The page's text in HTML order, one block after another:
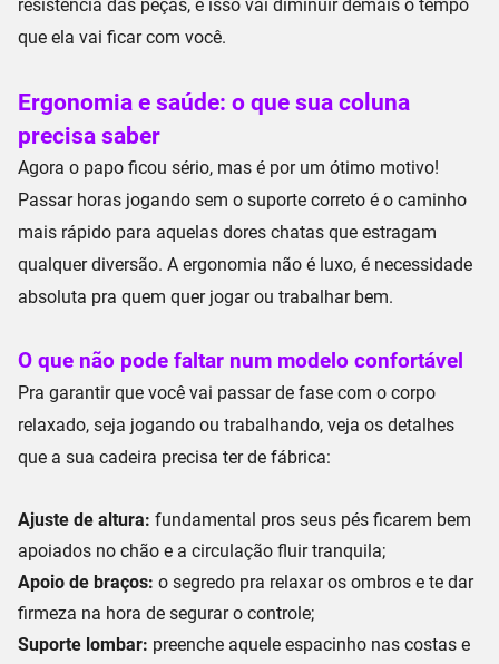
resistência das peças, e isso vai diminuir demais o tempo
que ela vai ficar com você.
Ergonomia e saúde: o que sua coluna
precisa saber
Agora o papo ficou sério, mas é por um ótimo motivo!
Passar horas jogando sem o suporte correto é o caminho
mais rápido para aquelas dores chatas que estragam
qualquer diversão. A ergonomia não é luxo, é necessidade
absoluta pra quem quer jogar ou trabalhar bem.
O que não pode faltar num modelo confortável
Pra garantir que você vai passar de fase com o corpo
relaxado, seja jogando ou trabalhando, veja os detalhes
que a sua cadeira precisa ter de fábrica:
Ajuste de altura: fundamental pros seus pés ficarem bem
apoiados no chão e a circulação fluir tranquila;
Apoio de braços: o segredo pra relaxar os ombros e te dar
firmeza na hora de segurar o controle;
Suporte lombar: preenche aquele espacinho nas costas e